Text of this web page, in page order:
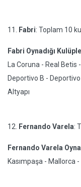
11. Fabri: Toplam 10
Fabri Oynadığı
La Coruna - Real
Deportivo B -
Altyapı
12. Fernando Varela:
Fernando Varela
Kasımpaşa - Mallorca